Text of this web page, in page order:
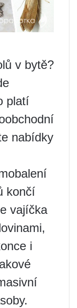
v bytě?
platí
nabídky
končí
vajíčka
i